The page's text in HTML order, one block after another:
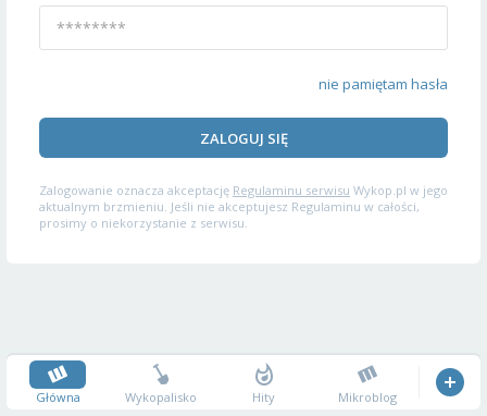
nie pamiętam hasła
ZALOGUJ SIĘ
Zalogowanie oznacza akceptację Regulaminu serwisu Wykop.pl w jego
aktualnym brzmieniu. Jeśli nie akceptujesz Regulaminu w całości,
prosimy o niekorzystanie z serwisu.
Główna Wykopalisko Hity Mikroblog